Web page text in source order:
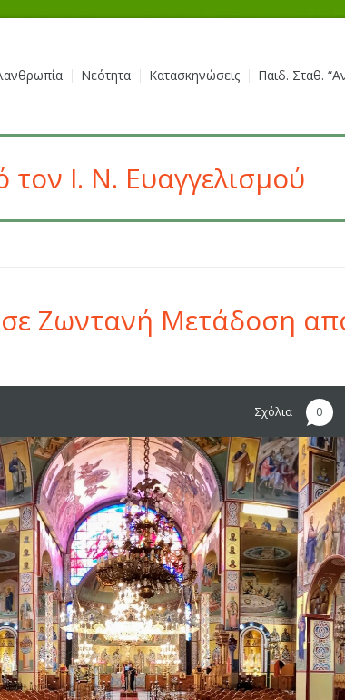
Νεότητα Κατασκηνώσεις Παιδ. Σταθ.
Ι. Ν. Ευαγγελισμού
σε Ζωντανή Μετάδοση
Σχόλια 0